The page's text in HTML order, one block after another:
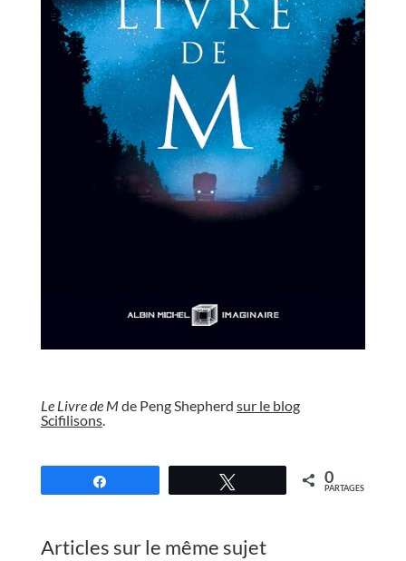
Le Livre de Mde Peng Shepherd sur le blog
Scifilisons.
0
PARTAGES
Articles sur le même sujet